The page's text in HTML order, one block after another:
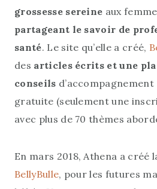
grossesse sereine aux
partageant le savoir de
santé. Le site qu’elle a créé,
des articles écrits et une
conseils
gratuite (seulement une
avec plus de 70 thèmes
En mars 2018, Athena a créé
BellyBulle, pour les futures